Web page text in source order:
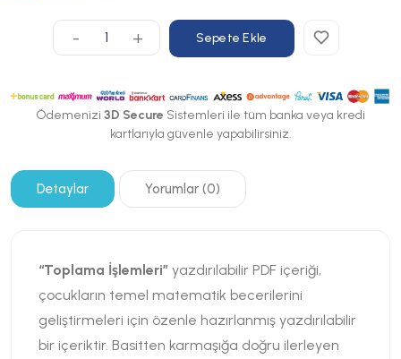
- + Sepete Ekle
Ödemenizi 3D Secure Sistemleri ile tüm banka veya kredi
kartlarıyla güvenle yapabilirsiniz.
Detaylar Yorumlar (0)
“Toplama İşlemleri” yazdırılabilir PDF içeriği,
çocukların temel matematik becerilerini
geliştirmeleri için özenle hazırlanmış yazdırılabilir
bir içeriktir. Basitten karmaşığa doğru ilerleyen